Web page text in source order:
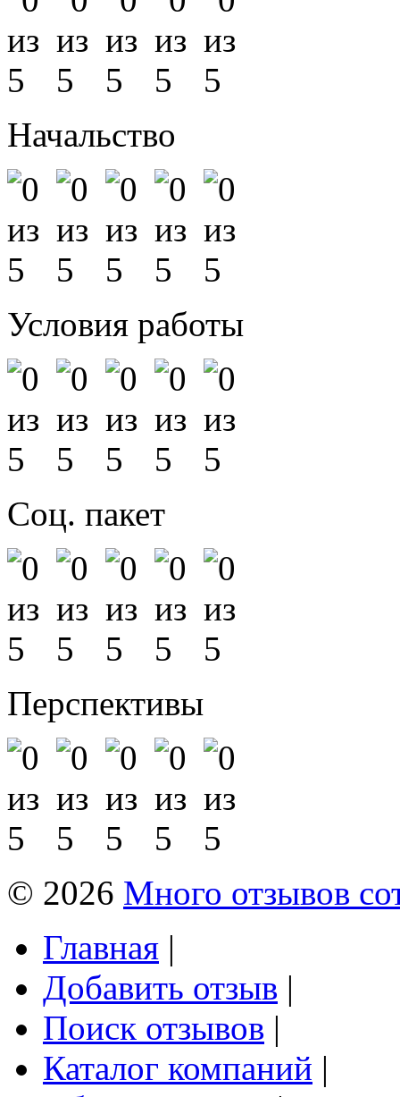
Начальство
Условия работы
Соц. пакет
Перспективы
© 2026 Много отзывов
Главная |
Добавить отзыв |
Поиск отзывов |
Каталог компаний |